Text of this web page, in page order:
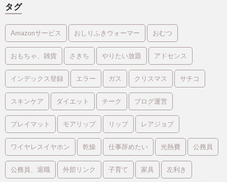
タグ
Amazonサービス おしりふきウォーマー おむつ
おもちゃ、雑貨 さきち やりたい放題 アドセンス
インデックス登録 エラー ガス クリスマス サチコ
スキンケア ダイエット チーク ブログ運営
プレイマット モアリップ リップ レアジョブ
ワイヤレスイヤホン 乾燥 仕事辞めたい 光熱費 公務員
公務員、退職 外部リンク 子育て 家具 左利き